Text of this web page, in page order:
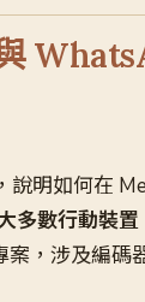
說明如何在
多數行動裝置
，涉及編碼